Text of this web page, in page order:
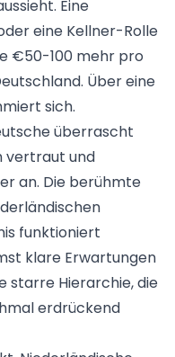
Eine
eine Kellner-Rolle
€50-100 mehr pro
Über eine
sich.
überrascht
vertraut und
an. Die berühmte
funktioniert
klare Erwartungen
starre Hierarchie, die
erdrückend